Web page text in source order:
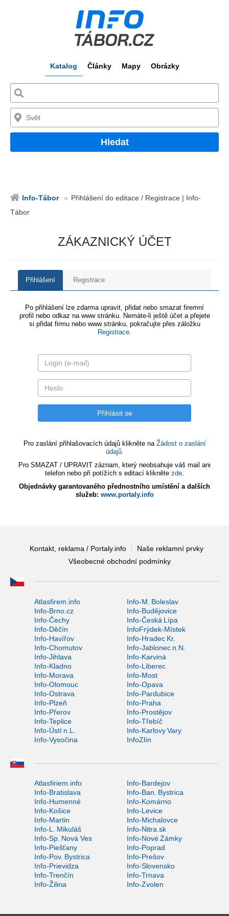
Katalog Články Mapy Obrázky
Hledat
Info-Tábor
Přihlášení do editace / Registrace | Info-
Tábor
ZÁKAZNICKÝ ÚČET
Přihlášení Registrace
Po přihlášení lze zdarma upravit, přidat nebo smazat firemní
profil nebo odkaz na www stránku. Nemáte-li ještě účet a přejete
si přidat firmu nebo www stránku, pokračujte přes záložku
Registrace.
Pro zaslání přihlašovacích údajů klikněte na Žádost o zaslání
údajů.
Pro SMAZAT / UPRAVIT záznam, který neobsahuje váš mail ani
telefon nebo při potížích s editací klikněte zde.
Objednávky garantovaného přednostního umístění a dalších
služeb: www.portaly.info
Kontakt, reklama / Portaly.info
Naše reklamní prvky
Všeobecné obchodní podmínky
Atlasfirem.info
Info-M. Boleslav
Info-Brno.cz
Info-Budějovice
Info-Čechy
Info-Česká Lípa
Info-Děčín
InfoFrýdek-Místek
Info-Havířov
Info-Hradec Kr.
Info-Chomutov
Info-Jablonec n.N.
Info-Jihlava
Info-Karviná
Info-Kladno
Info-Liberec
Info-Morava
Info-Most
Info-Olomouc
Info-Opava
Info-Ostrava
Info-Pardubice
Info-Plzeň
Info-Praha
Info-Přerov
Info-Prostějov
Info-Teplice
Info-Třebíč
Info-Ústí n.L.
Info-Karlovy Vary
Info-Vysočina
InfoZlín
Atlasfiriem.info
Info-Bardejov
Info-Bratislava
Info-Ban. Bystrica
Info-Humenné
Info-Komárno
Info-Košice
Info-Levice
Info-Martin
Info-Michalovce
Info-L. Mikuláš
Info-Nitra.sk
Info-Sp. Nová Ves
Info-Nové Zámky
Info-Piešťany
Info-Poprad
Info-Pov. Bystrica
Info-Prešov
Info-Prievidza
Info-Slovensko
Info-Trenčín
Info-Trnava
Info-Žilina
Info-Zvolen